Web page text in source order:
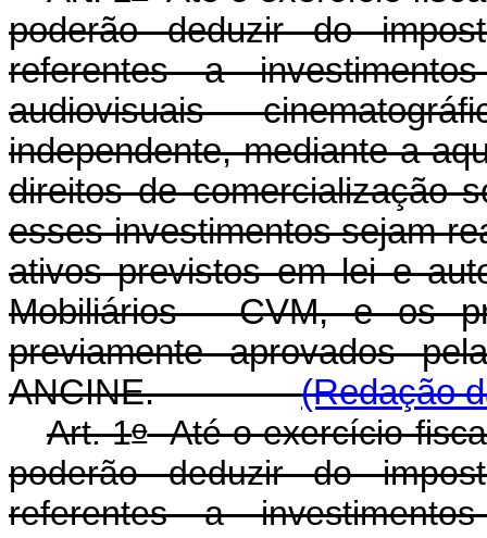
poderão deduzir do
referentes a
audiovisuais
independente, mediante a
direitos de comercialização
esses investimentos sejam
ativos previstos em lei e
Mobiliários - CVM, e os
previamente aprovados
ANCINE.(Redação
Art. 1oAté o exercício
poderão deduzir do
referentes a